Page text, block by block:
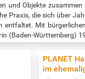
und Objekte
Praxis, die sich über
entfaltet. Mit
(Baden-Württemberg)
PLANET
im